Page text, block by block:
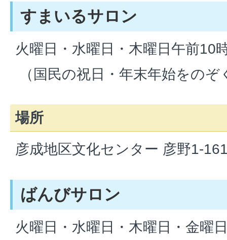
すまいるサロン
火曜日・水曜日・木曜日午前10
（国民の祝日・年末年始をのぞ
場所
彦成地区文化センター 彦野1-
ばんびサロン
火曜日・水曜日・木曜日・金曜